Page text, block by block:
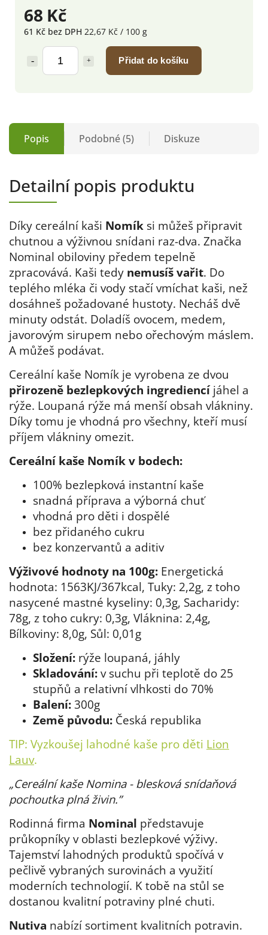
68 Kč
61 Kč bez DPH 22,67 Kč / 100 g
Přidat do košíku
Popis Podobné (5) Diskuze
Detailní popis produktu
Díky cereální kaši Nomík si můžeš připravit
chutnou a výživnou snídani raz-dva. Značka
Nominal obiloviny předem tepelně
zpracovává. Kaši tedy nemusíš vařit. Do
teplého mléka či vody stačí vmíchat kaši, než
dosáhneš požadované hustoty. Necháš dvě
minuty odstát. Doladíš ovocem, medem,
javorovým sirupem nebo ořechovým máslem.
A můžeš podávat.
Cereální kaše Nomík je vyrobena ze dvou
přirozeně bezlepkových ingrediencíjáhel a
rýže. Loupaná rýže má menší obsah vlákniny.
Díky tomu je vhodná pro všechny, kteří musí
příjem vlákniny omezit.
Cereální kaše Nomík v bodech:
100% bezlepková instantní kaše
snadná příprava a výborná chuť
vhodná pro děti i dospělé
bez přidaného cukru
bez konzervantů a aditiv
Výživové hodnoty na 100g: Energetická
hodnota: 1563KJ/367kcal, Tuky: 2,2g, z toho
nasycené mastné kyseliny: 0,3g, Sacharidy:
78g, z toho cukry: 0,3g, Vláknina: 2,4g,
Bílkoviny: 8,0g, Sůl: 0,01g
Složení: rýže loupaná, jáhly
Skladování: v suchu při teplotě do 25
stupňů a relativní vlhkosti do 70%
Balení: 300g
Země původu: Česká republika
TIP: Vyzkoušej lahodné kaše pro děti Lion
Lauv.
„Cereální kaše Nomina - blesková snídaňová
pochoutka plná živin.”
Rodinná firma Nominal představuje
průkopníky v oblasti bezlepkové výživy.
Tajemství lahodných produktů spočívá v
pečlivě vybraných surovinách a využití
moderních technologií. K tobě na stůl se
dostanou kvalitní potraviny plné chuti.
Nutiva nabízí sortiment kvalitních potravin.